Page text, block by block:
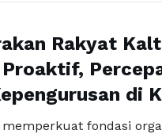
Rakyat
di
fondasi